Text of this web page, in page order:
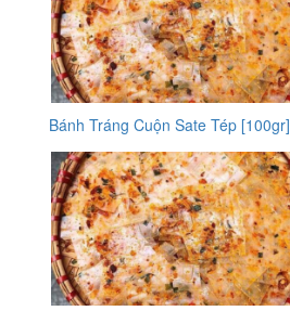
Bánh Tráng Cuộn Sate Tép [100gr]